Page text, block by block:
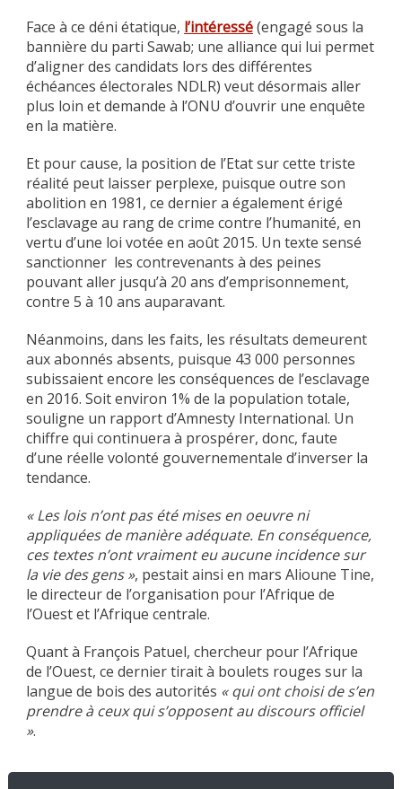
Face à ce déni étatique, l’intéressé(engagé sous la
bannière du parti Sawab; une alliance qui lui permet
d’aligner des candidats lors des différentes
échéances électorales NDLR) veut désormais aller
plus loin et demande à l’ONU d’ouvrir une enquête
en la matière.
Et pour cause, la position de l’Etat sur cette triste
réalité peut laisser perplexe, puisque outre son
abolition en 1981, ce dernier a également érigé
l’esclavage au rang de crime contre l’humanité, en
vertu d’une loi votée en août 2015. Un texte sensé
sanctionner les contrevenants à des peines
pouvant aller jusqu’à 20 ans d’emprisonnement,
contre 5 à 10 ans auparavant.
Néanmoins, dans les faits, les résultats demeurent
aux abonnés absents, puisque 43 000 personnes
subissaient encore les conséquences de l’esclavage
en 2016. Soit environ 1% de la population totale,
souligne un rapport d’Amnesty International. Un
chiffre qui continuera à prospérer, donc, faute
d’une réelle volonté gouvernementale d’inverser la
tendance.
« Les lois n’ont pas été mises en oeuvre ni
appliquées de manière adéquate. En conséquence,
ces textes n’ont vraiment eu aucune incidence sur
la vie des gens », pestait ainsi en mars Alioune Tine,
le directeur de l’organisation pour l’Afrique de
l’Ouest et l’Afrique centrale.
Quant à François Patuel, chercheur pour l’Afrique
de l’Ouest, ce dernier tirait à boulets rouges sur la
langue de bois des autorités « qui ont choisi de s’en
prendre à ceux qui s’opposent au discours officiel
».